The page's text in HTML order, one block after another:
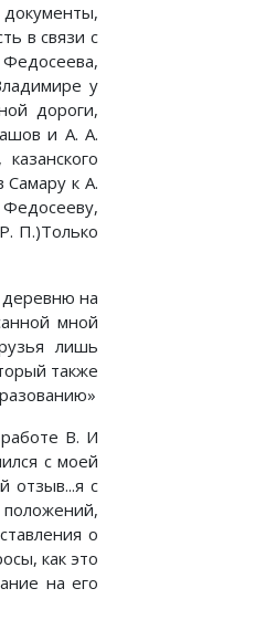
в связи с
Федосеева,
у
дороги,
и А. А.
Самару к А.
П.)Только
на
мной
лишь
также
В. И
с моей
отзыв...я с
о
как это
на его